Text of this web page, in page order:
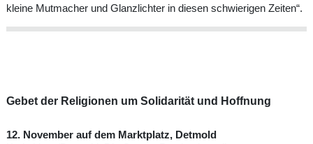
kleine Mutmacher und Glanzlichter in diesen schwierigen Zeiten“.
Gebet der Religionen um Solidarität und Hoffnung
12. November auf dem Marktplatz, Detmold